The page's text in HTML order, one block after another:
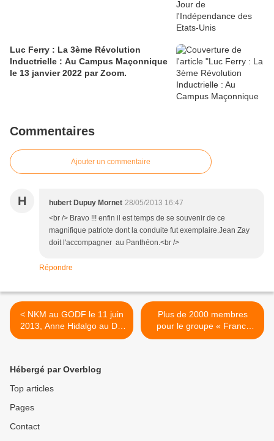
Luc Ferry : La 3ème Révolution
Inductrielle : Au Campus Maçonnique
le 13 janvier 2022 par Zoom.
Commentaires
Ajouter un commentaire
H hubert Dupuy Mornet 28/05/2013 16:47
<br /> Bravo !!! enfin il est temps de se souvenir de ce
magnifique patriote dont la conduite fut exemplaire.Jean Zay
doit l'accompagner au Panthéon.<br />
Répondre
< NKM au GODF le 11 juin
2013, Anne Hidalgo au DH
le 12 : La bataille
Plus de 2000 membres
pour le groupe « Franc-
Maçonnerie » sur
Hébergé par Overblog
Top articles
Pages
Contact